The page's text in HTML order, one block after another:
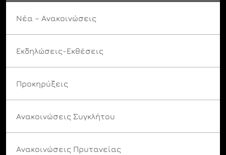
Νέα – Ανακοινώσεις
Εκδηλώσεις-Εκθέσεις
Προκηρύξεις
Ανακοινώσεις Συγκλήτου
Ανακοινώσεις Πρυτανείας